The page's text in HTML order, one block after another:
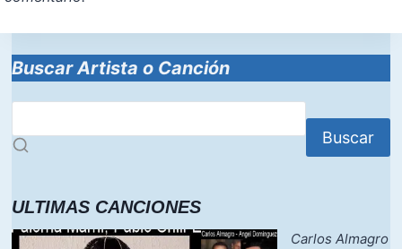
Buscar Artista o Canción
Buscar
ULTIMAS CANCIONES
Carlos Almagro